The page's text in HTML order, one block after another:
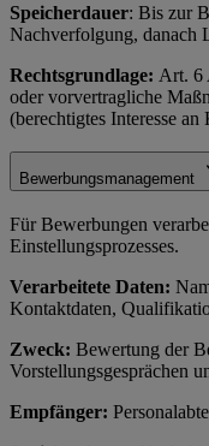
Speicherdauer: Bis zur
Nachverfolgung, danach
Rechtsgrundlage: Art. 6
oder vorvertragliche
(berechtigtes Interesse an
Bewerbungsmanagement
Für Bewerbungen
Einstellungsprozesses.
Verarbeitete Daten:
Kontaktdaten,
Zweck: Bewertung der
Vorstellungsgesprächen
Empfänger: